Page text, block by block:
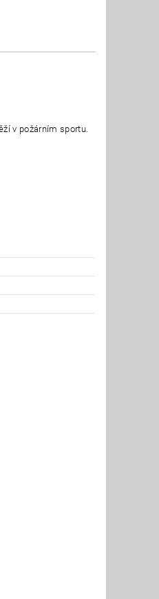
v požárním sportu.